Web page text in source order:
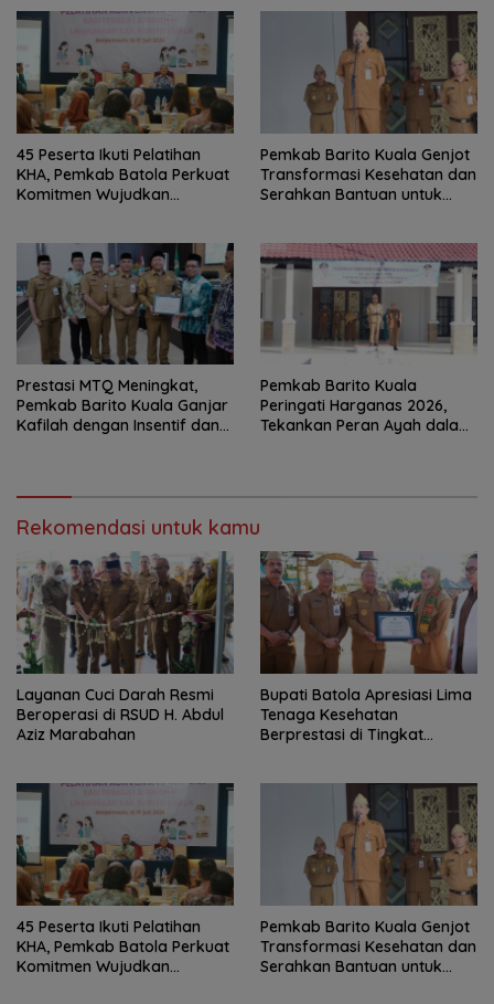
45 Peserta Ikuti Pelatihan
KHA, Pemkab Batola Perkuat
Komitmen Wujudkan
Pemkab Barito Kuala Genjot
Transformasi Kesehatan dan
Serahkan Bantuan untuk
Prestasi MTQ Meningkat,
Pemkab Barito Kuala Ganjar
Kafilah dengan Insentif dan
Pemkab Barito Kuala
Peringati Harganas 2026,
Tekankan Peran Ayah dalam
Rekomendasi untuk kamu
Layanan Cuci Darah Resmi
Beroperasi di RSUD H. Abdul
Aziz Marabahan
Bupati Batola Apresiasi Lima
Tenaga Kesehatan
Berprestasi di Tingkat
45 Peserta Ikuti Pelatihan
KHA, Pemkab Batola Perkuat
Komitmen Wujudkan
Pemkab Barito Kuala Genjot
Transformasi Kesehatan dan
Serahkan Bantuan untuk